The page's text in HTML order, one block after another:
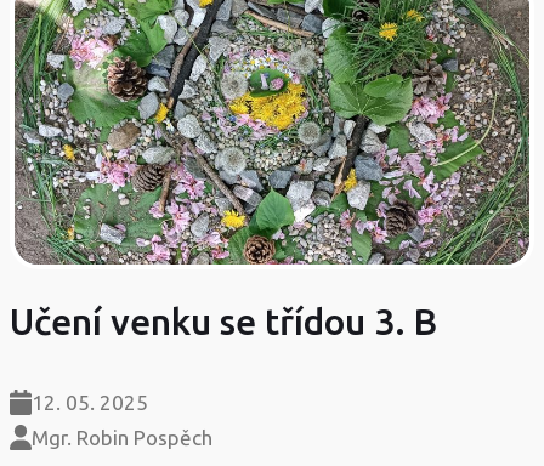
Učení venku se třídou 3. B
12. 05. 2025
Mgr. Robin Pospěch